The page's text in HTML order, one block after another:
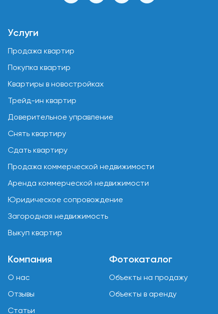
Услуги
Продажа квартир
Покупка квартир
Квартиры в новостройках
Трейд-ин квартир
Доверительное управление
Снять квартиру
Сдать квартиру
Продажа коммерческой недвижимости
Аренда коммерческой недвижимости
Юридическое сопровождение
Загородная недвижимость
Выкуп квартир
Компания
О нас
Отзывы
Статьи
Фотокаталог
Объекты на продажу
Объекты в аренду